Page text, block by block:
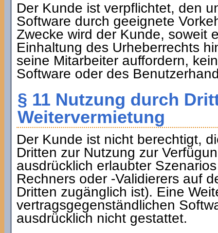
Der Kunde ist verpflichtet, den
Software durch geeignete
Zwecke wird der Kunde, soweit
Einhaltung des Urheberrechts
seine Mitarbeiter auffordern,
Software oder des
§ 11 Nutzung durch
Weitervermietung
Der Kunde ist nicht berechtigt,
Dritten zur Nutzung zur
ausdrücklich erlaubter
Rechners oder -Validierers auf
Dritten zugänglich ist). Eine
vertragsgegenständlichen
ausdrücklich nicht gestattet.